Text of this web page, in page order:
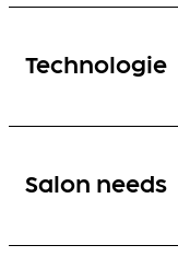
Technologie
Salon needs